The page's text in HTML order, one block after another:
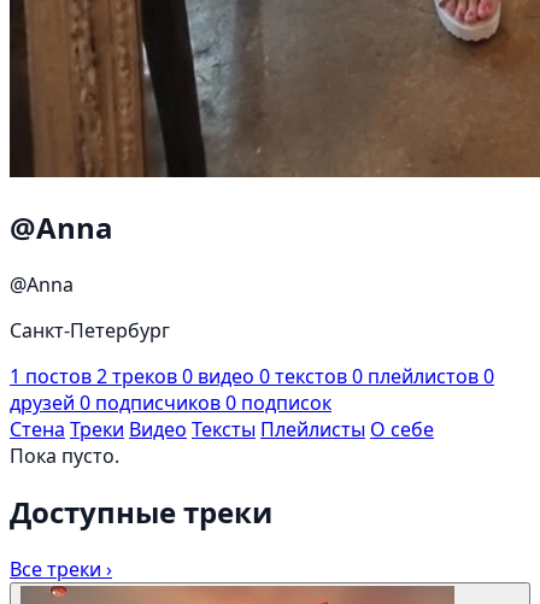
@Anna
@Anna
Санкт-Петербург
1 постов2треков0 видео 0текстов0 плейлистов0
друзей 0 подписчиков0 подписок
Стена Треки Видео Тексты Плейлисты О себе
Пока пусто.
Доступные треки
Все треки ›